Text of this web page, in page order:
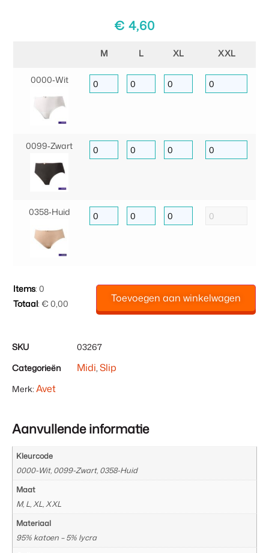
€ 4,60
M L XL XXL
0000‑Wit
0099‑Zwart
0358‑Huid
Items: 0
Totaal: € 0,00
Uw
Toevoegen aan winkelwagen
SKU
03267
Categorieën
Midi, Slip
Merk: Avet
Aanvullende informatie
Kleurcode
0000-Wit, 0099-Zwart, 0358-Huid
Maat
M, L, XL, XXL
Materiaal
95% katoen – 5% lycra